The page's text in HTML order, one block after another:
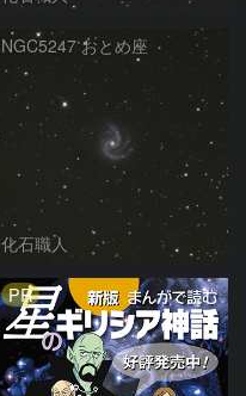
NGC5247 おとめ座
化石職人
PR